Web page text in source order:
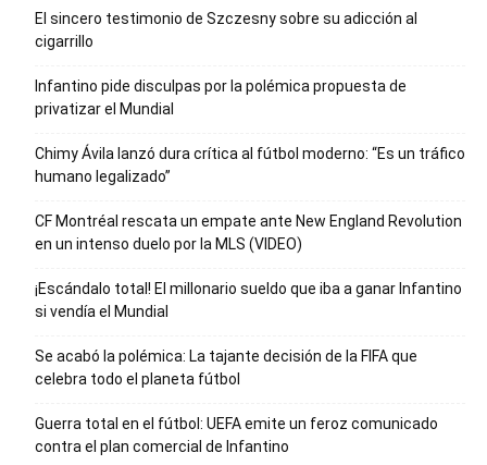
El sincero testimonio de Szczesny sobre su adicción al
cigarrillo
Infantino pide disculpas por la polémica propuesta de
privatizar el Mundial
Chimy Ávila lanzó dura crítica al fútbol moderno: “Es un tráfico
humano legalizado”
CF Montréal rescata un empate ante New England Revolution
en un intenso duelo por la MLS (VIDEO)
¡Escándalo total! El millonario sueldo que iba a ganar Infantino
si vendía el Mundial
Se acabó la polémica: La tajante decisión de la FIFA que
celebra todo el planeta fútbol
Guerra total en el fútbol: UEFA emite un feroz comunicado
contra el plan comercial de Infantino